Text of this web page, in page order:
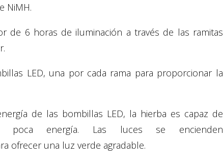
NiMH.
de 6 horas de iluminación a través de las ramitas
LED, una por cada rama para proporcionar la
de las bombillas LED, la hierba es capaz de
poca energía. Las luces se encienden
ofrecer una luz verde agradable.